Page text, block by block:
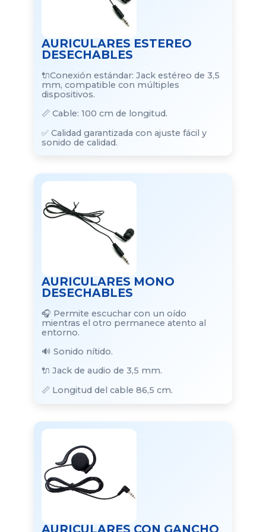
AURICULARES ESTEREO
DESECHABLES
🔌Conexión estándar: Jack estéreo de 3,5
mm, compatible con múltiples
dispositivos.
📏 Cable: 100 cm de longitud.
✅ Calidad garantizada con ajuste fácil y
sonido de calidad.
AURICULARES MONO
DESECHABLES
🎧 Permite escuchar con un oído
mientras el otro permanece atento al
entorno.
🔊 Sonido nítido.
🔌 Jack de audio de 3,5 mm.
📏 Longitud del cable 86,5 cm.